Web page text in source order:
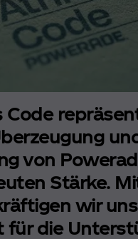
Code
von
Stärke.
wir
für die